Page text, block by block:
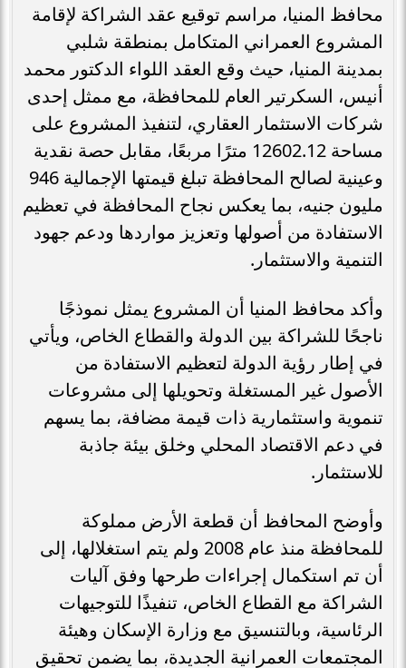
محافظ المنيا، مراسم توقيع عقد الشراكة لإقامة
المشروع العمراني المتكامل بمنطقة شلبي
بمدينة المنيا، حيث وقع العقد اللواء الدكتور محمد
أنيس، السكرتير العام للمحافظة، مع ممثل إحدى
شركات الاستثمار العقاري، لتنفيذ المشروع على
مساحة 12602.12 مترًا مربعًا، مقابل حصة نقدية
وعينية لصالح المحافظة تبلغ قيمتها الإجمالية 946
مليون جنيه، بما يعكس نجاح المحافظة في تعظيم
الاستفادة من أصولها وتعزيز مواردها ودعم جهود
التنمية والاستثمار.
وأكد محافظ المنيا أن المشروع يمثل نموذجًا
ناجحًا للشراكة بين الدولة والقطاع الخاص، ويأتي
في إطار رؤية الدولة لتعظيم الاستفادة من
الأصول غير المستغلة وتحويلها إلى مشروعات
تنموية واستثمارية ذات قيمة مضافة، بما يسهم
في دعم الاقتصاد المحلي وخلق بيئة جاذبة
للاستثمار.
وأوضح المحافظ أن قطعة الأرض مملوكة
للمحافظة منذ عام 2008 ولم يتم استغلالها، إلى
أن تم استكمال إجراءات طرحها وفق آليات
الشراكة مع القطاع الخاص، تنفيذًا للتوجيهات
الرئاسية، وبالتنسيق مع وزارة الإسكان وهيئة
المجتمعات العمرانية الجديدة، بما يضمن تحقيق